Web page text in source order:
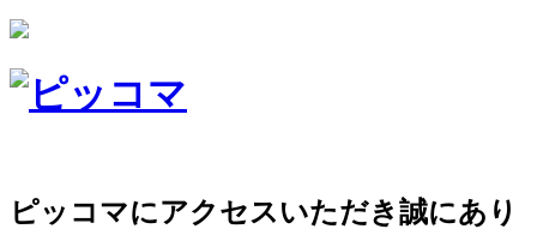
ピッコマにアクセスいただき誠にあり